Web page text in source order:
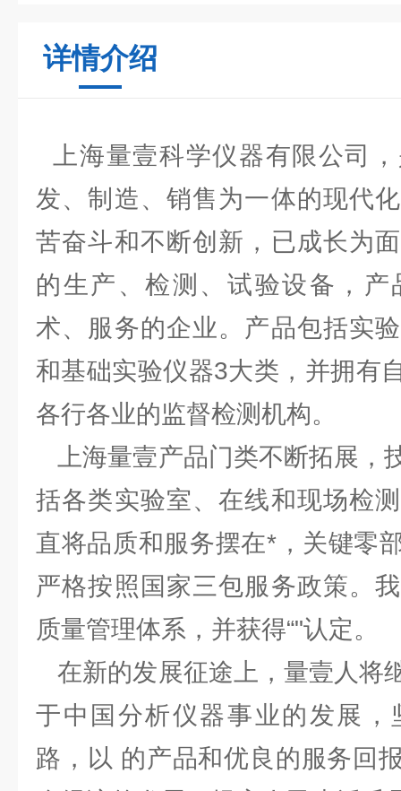
详情介绍
上海量壹科学仪器有限公司
发、制造、销售为一体的现代
苦奋斗和不断创新，已成长为
的生产、检测、试验设备，
术、服务的企业。产品包括实
和基础实验仪器3大类，并拥有
各行各业的监督检测机构。
上海量壹产品门类不断拓展，
括各类实验室、在线和现场检
直将品质和服务摆在*，关键零
严格按照国家三包服务政策。
质量管理体系，并获得“"认定。
在新的发展征途上，量壹人将
于中国分析仪器事业的发展，
路，以 的产品和优良的服务回